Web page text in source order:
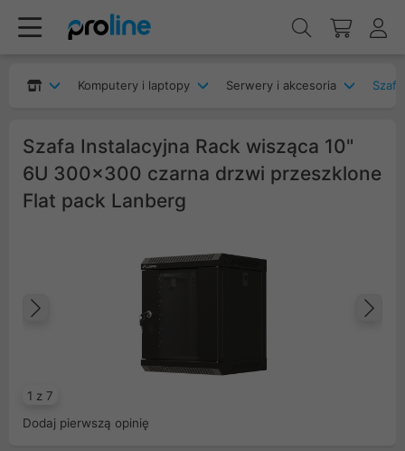
Komputery i laptopy Serwery i akcesoria
Szafa Instalacyjna Rack wisząca 10"
6U 300x300 czarna drzwi przeszklone
Flat pack Lanberg
1 z 7
Poprzedni
Dodaj pierwszą opinię